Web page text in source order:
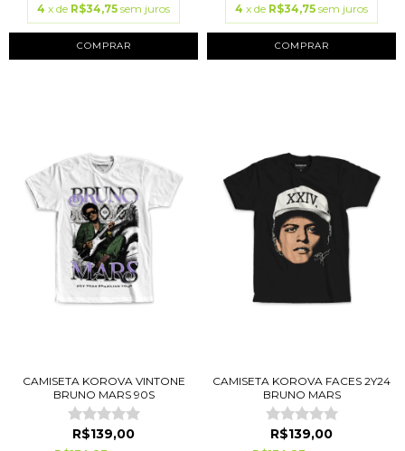
4 x de R$34,75 sem juros
COMPRAR
4 x de R$34,75 sem juros
COMPRAR
CAMISETA KOROVA VINTONE
BRUNO MARS 90S
R$139,00
CAMISETA KOROVA FACES 2Y24
BRUNO MARS
R$139,00